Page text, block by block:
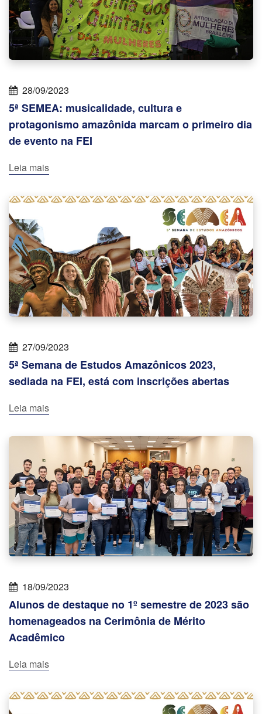
28/09/2023
5ª SEMEA: musicalidade, cultura e
protagonismo amazônida marcam o primeiro dia
de evento na FEI
Leia mais
27/09/2023
5ª Semana de Estudos Amazônicos 2023,
sediada na FEI, está com inscrições abertas
Leia mais
18/09/2023
Alunos de destaque no 1º semestre de 2023 são
homenageados na Cerimônia de Mérito
Acadêmico
Leia mais